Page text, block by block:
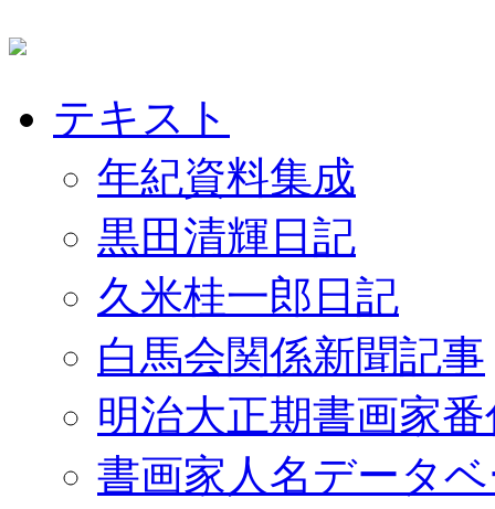
テキスト
年紀資料集成
黒田清輝日記
久米桂一郎日記
白馬会関係新聞記事
明治大正期書画家
書画家人名データ